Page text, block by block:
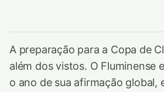
A preparação para a Copa de
além dos vistos. O Fluminense
o ano de sua afirmação global,